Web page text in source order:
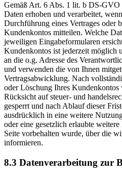
Gemäß Art. 6 Abs. 1 lit. b DS-GVO
Daten erhoben und verarbeitet,
Durchführung eines Vertrages oder
Kundenkontos mitteilen. Welche
jeweiligen Eingabeformularen
Kundenkontos ist jederzeit möglich
an die o.g. Adresse des
und verwenden die von Ihnen
Vertragsabwicklung. Nach
oder Löschung Ihres
Rücksicht auf steuer- und
gesperrt und nach Ablauf dieser
ausdrücklich in eine weitere
oder eine gesetzlich erlaubte
Seite vorbehalten wurde, über die
informieren.
8.3 Datenverarbeitung zur